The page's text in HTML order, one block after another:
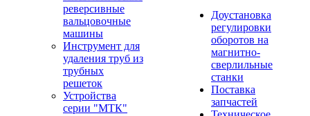
реверсивные
вальцовочные
машины
Инструмент для
удаления труб из
трубных
решеток
Устройства
серии "МТК"
Доустановка
регулировки
оборотов на
магнитно-
сверлильные
станки
Поставка
запчастей